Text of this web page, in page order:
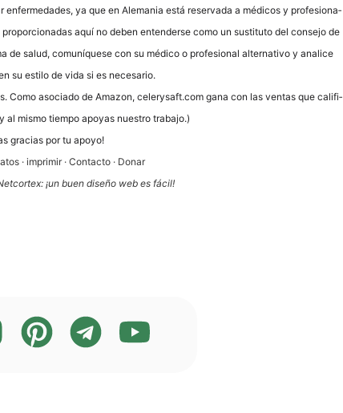
ya que en Ale­ma­nia está reser­va­da a méd­icos y pro­fe­sio­na­
aquí no deben enten­der­se como un susti­tu­to del con­se­jo de
de salud, comuní­que­se con su méd­ico o pro­fe­sio­nal alter­na­tivo y ana­li­ce
su esti­lo de vida si es necesario.
Como aso­cia­do de Ama­zon, cele​ry​saft​.com gana con las ven­tas que cali­fi­
al mis­mo tiem­po apoyas nues­tro trabajo.)
gra­ci­as por tu apoyo!
· impri­mir· Cont­ac­to · Donar
¡un buen dise­ño web es fácil!